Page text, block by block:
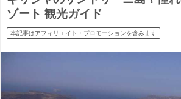
ゾート 観光ガイド
本記事はアフィリエイト・プロモーションを含みます